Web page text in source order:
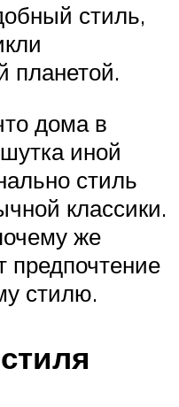
стиль,
планетой.
дома в
иной
стиль
классики.
же
предпочтение
стилю.